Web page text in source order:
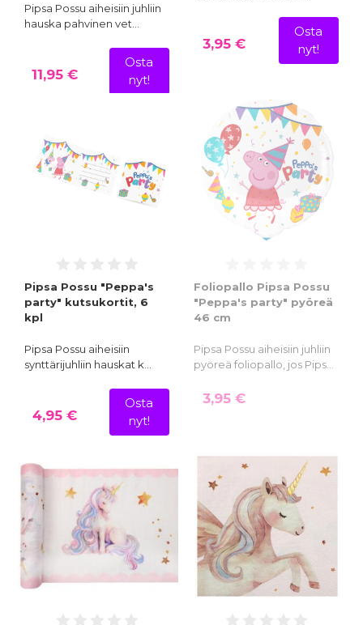
Pipsa Possu aiheisiin juhliin
hauska pahvinen vet…
11,95 €
Osta
nyt!
3,95 €
Osta
nyt!
Pipsa Possu "Peppa's
party" kutsukortit, 6
kpl
Pipsa Possu aiheisiin
synttärijuhliin hauskat k…
4,95 €
Osta
nyt!
Foliopallo Pipsa Possu
"Peppa's party" pyöreä
46 cm
Pipsa Possu aiheisiin juhliin
pyöreä foliopallo, jos Pips…
3,95 €